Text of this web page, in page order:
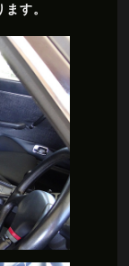
ます。